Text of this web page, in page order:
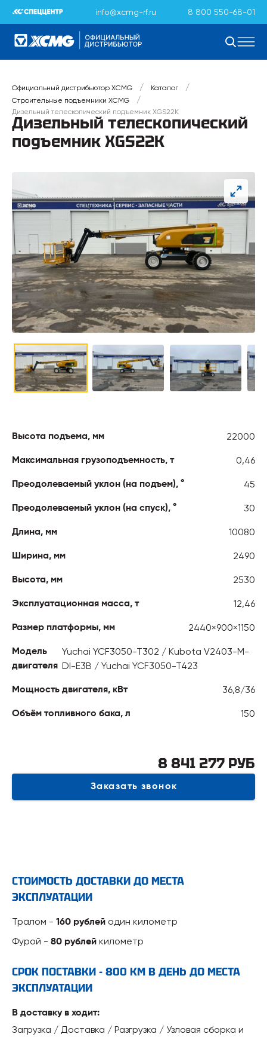
info@xcmg-rf.ru 8 800 550-68-01
Официальный дистрибьютор XCMG / Каталог /
Строительные подъемники XCMG /
Дизельный телескопический подъемник XGS22K
Дизельный телескопический
подъемник XGS22K
Высота подъема, мм 22000
Максимальная грузоподъемность, т 0,46
Преодолеваемый уклон (на подъем), ° 45
Преодолеваемый уклон (на спуск), ° 30
Длина, мм 10080
Ширина, мм 2490
Высота, мм 2530
Эксплуатационная масса, т 12,46
Размер платформы, мм 2440×900×1150
Модель
двигателя
Yuchai YCF3050-T302 / Kubota V2403-M-
DI-E3B / Yuchai YCF3050-T423
Мощность двигателя, кВт 36,8/36
Объём топливного бака, л 150
Заказать звонок
8 841 277 РУБ
СТОИМОСТЬ ДОСТАВКИ ДО МЕСТА
ЭКСПЛУАТАЦИИ
Тралом - 160 рублей один километр
Фурой - 80 рублей километр
СРОК ПОСТАВКИ - 800 КМ В ДЕНЬ ДО МЕСТА
ЭКСПЛУАТАЦИИ
В доставку в ходит:
Загрузка / Доставка / Разгрузка / Узловая сборка и